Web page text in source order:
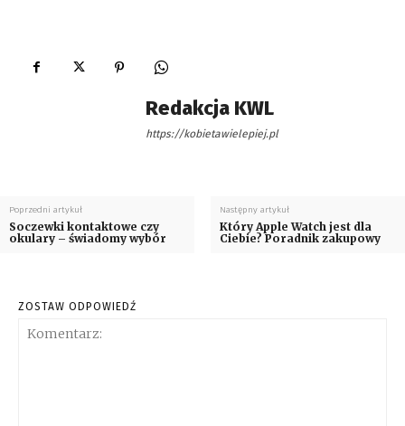
Redakcja KWL
https://kobietawielepiej.pl
Poprzedni artykuł
Soczewki kontaktowe czy
okulary – świadomy wybór
Następny artykuł
Który Apple Watch jest dla
Ciebie? Poradnik zakupowy
ZOSTAW ODPOWIEDŹ